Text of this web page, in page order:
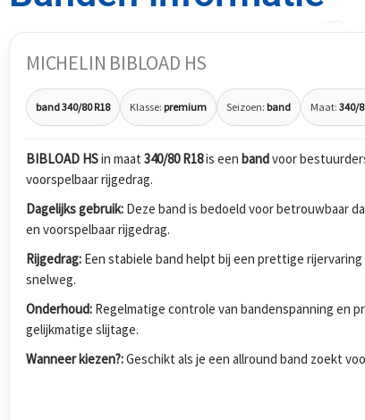
MICHELIN BIBLOAD HS
band 340/80 R18 Klasse: premium Seizoen: band Maat: 340/
BIBLOAD HSin maat 340/80 R18is een bandvoor
voorspelbaar rijgedrag.
Dagelijks gebruik: Deze band is bedoeld voor betrouwbaar
en voorspelbaar rijgedrag.
Rijgedrag: Een stabiele band helpt bij een prettige
snelweg.
Onderhoud: Regelmatige controle van bandenspanning en
gelijkmatige slijtage.
Wanneer kiezen?:Geschikt als je een allround band zoekt